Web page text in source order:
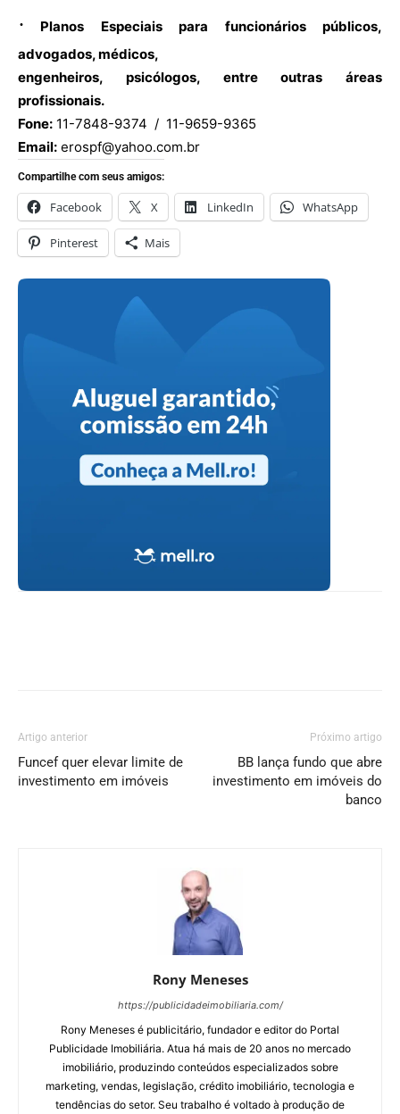
·
Planos Especiais para funcionários públicos,
advogados, médicos,
engenheiros, psicólogos, entre outras áreas
profissionais.
Fone: 11-7848-9374 / 11-9659-9365
Email: erospf@yahoo.com.br
Compartilhe com seus amigos:
Facebook X LinkedIn WhatsApp
Pinterest Mais
Artigo anterior
Funcef quer elevar limite de
investimento em imóveis
Próximo artigo
BB lança fundo que abre
investimento em imóveis do
banco
Rony Meneses
https://publicidadeimobiliaria.com/
Rony Meneses é publicitário, fundador e editor do Portal
Publicidade Imobiliária. Atua há mais de 20 anos no mercado
imobiliário, produzindo conteúdos especializados sobre
marketing, vendas, legislação, crédito imobiliário, tecnologia e
tendências do setor. Seu trabalho é voltado à produção de